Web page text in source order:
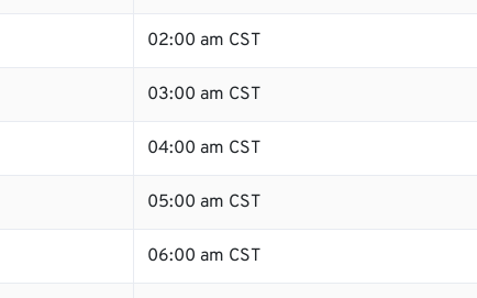
02:00 am CST
03:00 am CST
04:00 am CST
05:00 am CST
06:00 am CST